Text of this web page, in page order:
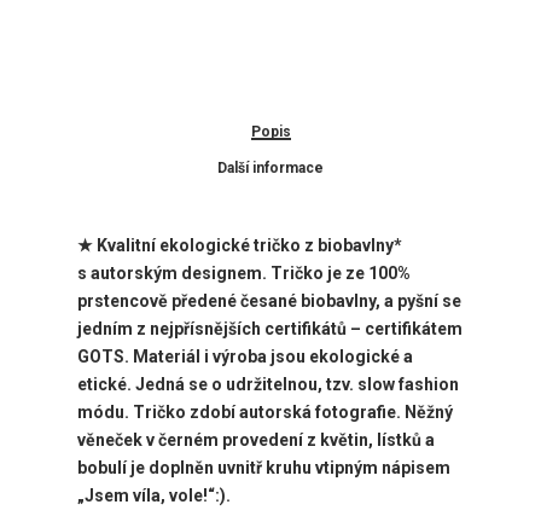
Popis
Další informace
★ Kvalitní ekologické tričko z biobavlny*
s autorským designem. Tričko je ze 100%
prstencově předené česané biobavlny, a pyšní se
jedním z nejpřísnějších certifikátů – certifikátem
GOTS. Materiál i výroba jsou ekologické a
etické. Jedná se o udržitelnou, tzv. slow fashion
módu. Tričko zdobíautorská fotografie. Něžný
věneček v černém provedení z květin, lístků a
bobulí je doplněn uvnitř kruhu vtipným nápisem
„Jsem víla, vole!“:).